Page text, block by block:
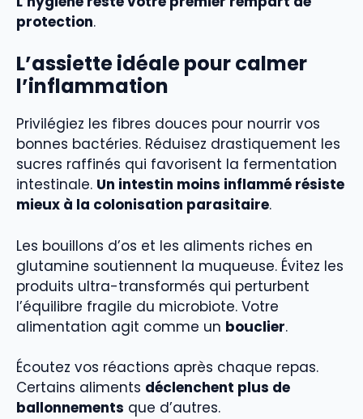
protection.
L’assiette idéale pour calmer
l’inflammation
Privilégiez les fibres douces pour nourrir vos
bonnes bactéries. Réduisez drastiquement les
sucres raffinés qui favorisent la fermentation
intestinale. Un intestin moins inflammé résiste
mieux à la colonisation parasitaire.
Les bouillons d’os et les aliments riches en
glutamine soutiennent la muqueuse. Évitez les
produits ultra-transformés qui perturbent
l’équilibre fragile du microbiote. Votre
alimentation agit comme un bouclier.
Écoutez vos réactions après chaque repas.
Certains aliments déclenchent plus de
ballonnements que d’autres.